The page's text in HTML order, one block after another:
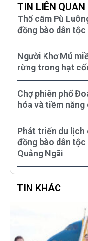
TIN LIÊN QUAN
Thổ cẩm Pù
đồng bào dân tộc
Người Khơ Mú
rừng trong hạt
Chợ phiên phố
hóa và tiềm năng
Phát triển du lịch
đồng bào dân
Quảng Ngãi
TIN KHÁC